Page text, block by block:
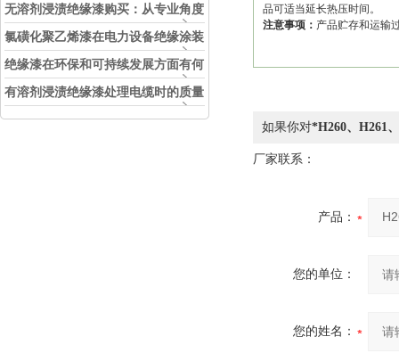
的角色
无溶剂浸渍绝缘漆购买：从专业角度
看如何选择
氯磺化聚乙烯漆在电力设备绝缘涂装
中的实际应用效果
绝缘漆在环保和可持续发展方面有何
考虑？
有溶剂浸渍绝缘漆处理电缆时的质量
和安全性考虑因素
品可适当延长热压时间。
注意事项： 产品贮存和运输
如果你对*H260、H261
厂家联系：
产品：
您的单位：
您的姓名：